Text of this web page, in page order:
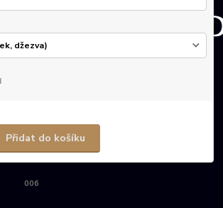
Přidat do košíku
006